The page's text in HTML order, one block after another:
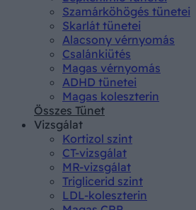
Szamárköhögés tünetei
Skarlát tünetei
Alacsony vérnyomás
Csalánkiütés
Magas vérnyomás
ADHD tünetei
Magas koleszterin
Összes Tünet
Vizsgálat
Kortizol szint
CT-vizsgálat
MR-vizsgálat
Triglicerid szint
LDL-koleszterin